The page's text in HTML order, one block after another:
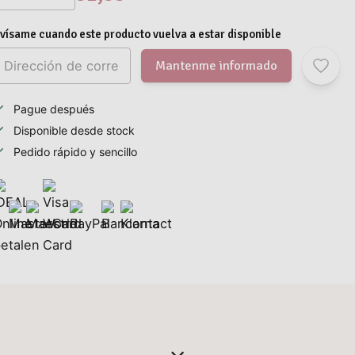
cuando este producto vuelva a estar disponible
Mantenme informado
Pague después
Disponible desde stock
Pedido rápido y sencillo